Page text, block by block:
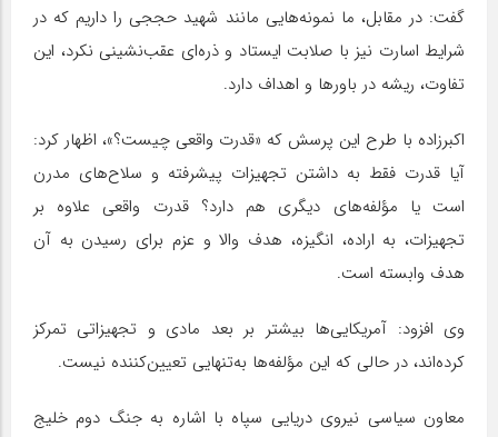
گفت: در مقابل، ما نمونه‌هایی مانند شهید حججی را داریم که در
شرایط اسارت نیز با صلابت ایستاد و ذره‌ای عقب‌نشینی نکرد، این
تفاوت، ریشه در باورها و اهداف دارد.
اکبرزاده با طرح این پرسش که «قدرت واقعی چیست؟»، اظهار کرد:
آیا قدرت فقط به داشتن تجهیزات پیشرفته و سلاح‌های مدرن
است یا مؤلفه‌های دیگری هم دارد؟ قدرت واقعی علاوه بر
تجهیزات، به اراده، انگیزه، هدف والا و عزم برای رسیدن به آن
هدف وابسته است.
وی افزود: آمریکایی‌ها بیشتر بر بعد مادی و تجهیزاتی تمرکز
کرده‌اند، در حالی که این مؤلفه‌ها به‌تنهایی تعیین‌کننده نیست.
معاون سیاسی نیروی دریایی سپاه با اشاره به جنگ دوم خلیج